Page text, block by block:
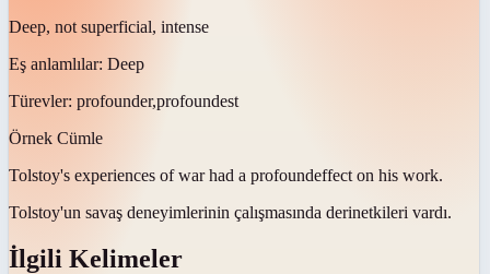
Deep, not superficial, intense
Eş anlamlılar: Deep
Türevler: profounder,profoundest
Örnek Cümle
Tolstoy's experiences of war had a profoundeffect on his work.
Tolstoy'un savaş deneyimlerinin çalışmasında derinetkileri vardı.
İlgili Kelimeler